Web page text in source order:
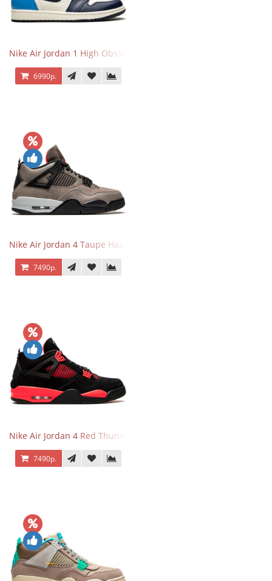
Nike Air Jordan 1 High Obsidian University Blue
6990р.
Nike Air Jordan 4 Taupe Haze
7490р.
Nike Air Jordan 4 Red Thunder
7490р.